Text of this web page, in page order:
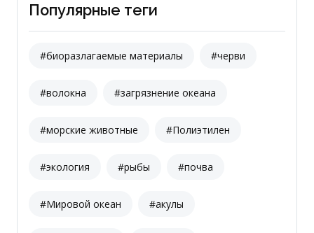
Популярные теги
#биоразлагаемые материалы #черви
#волокна #загрязнение океана
#морские животные #Полиэтилен
#экология #рыбы #почва
#Мировой океан #акулы